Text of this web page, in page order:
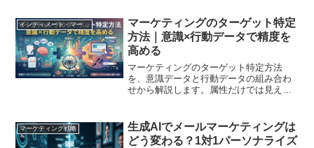
インティメート・マージャー
マーケティングのターゲット特定
方法｜意識×行動データで精度を
高める
マーケティングのターゲット特定方法
を、意識データと行動データの組み合わ
せから解説します。属性だけでは見えな
BtoBの企業選定、AI活用、広告・営業施
策への落とし込み方を紹介します。
マーケティング戦略
生成AIでメールマーケティングは
どう変わる？1対1パーソナライズ